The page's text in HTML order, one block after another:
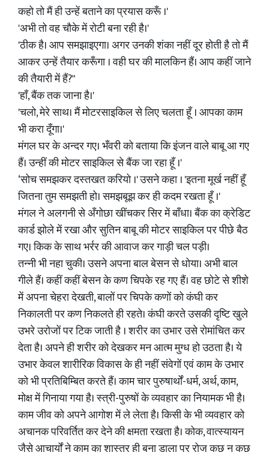
कहो तो मैं ही उन्हें बताने का प्रयास करूँ ।'
'अभी तो वह चौके में रोटी बना रही है।'
'ठीक है। आप समझाइएगा। अगर उनकी शंका नहीं दूर होती है तो मैं
आकर उन्हें तैयार करूँगा । वही घर की मालकिन हैं। आप कहीं जाने
की तैयारी में हैं?"
'हाँ, बैंक तक जाना है।'
'चलो, मेरे साथ। मैं मोटरसाइकिल से लिए चलता हूँ । आपका काम
भी करा दूँगा।'
मंगल घर के अन्दर गए। भँवरी को बताया कि इंजन वाले बाबू आ गए
हैं। उन्हीं की मोटर साइकिल से बैंक जा रहा हूँ ।'
‘सोच समझकर दस्तखत करियो ।' उसने कहा । 'इतना मूर्ख नहीं हूँ
जितना तुम समझती हो। समझबूझ कर ही कदम रखता हूँ ।'
मंगल ने अलगनी से अँगोछा खींचकर सिर में बाँधा। बैंक का क्रेडिट
कार्ड झोले में रखा और सुतिन बाबू की मोटर साइकिल पर पीछे बैठ
गए। किक के साथ भर्रर की आवाज कर गाड़ी चल पड़ी।
तन्नी भी नहा चुकी। उसने अपना बाल बेसन से धोया। अभी बाल
गीले हैं। कहीं कहीं बेसन के कण चिपके रह गए हैं। वह छोटे से शीशे
में अपना चेहरा देखती, बालों पर चिपके कणों को कंघी कर
निकालती पर कण निकलते ही रहते। कंघी करते उसकी दृष्टि खुले
उभरे उरोजों पर टिक जाती है । शरीर का उभार उसे रोमांचित कर
देता है। अपने ही शरीर को देखकर मन आत्म मुग्ध हो उठता है। ये
उभार केवल शारीरिक विकास के ही नहीं संवेगों एवं काम के उभार
को भी प्रतिबिम्बित करते हैं। काम चार पुरुषार्थों-धर्म, अर्थ, काम,
मोक्ष में गिनाया गया है। स्त्री-पुरुषों के व्यवहार का नियामक भी है।
काम जीव को अपने आगोश में ले लेता है। किसी के भी व्यवहार को
अचानक परिवर्तित कर देने की क्षमता रखता है। कोक, वात्स्यायन